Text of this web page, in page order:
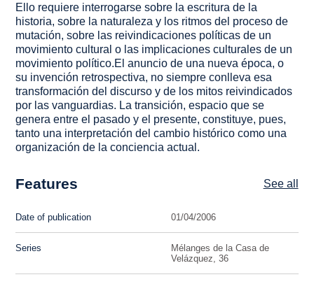
Ello requiere interrogarse sobre la escritura de la
historia, sobre la naturaleza y los ritmos del proceso de
mutación, sobre las reivindicaciones políticas de un
movimiento cultural o las implicaciones culturales de un
movimiento político.El anuncio de una nueva época, o
su invención retrospectiva, no siempre conlleva esa
transformación del discurso y de los mitos reivindicados
por las vanguardias. La transición, espacio que se
genera entre el pasado y el presente, constituye, pues,
tanto una interpretación del cambio histórico como una
organización de la conciencia actual.
Features See all
Date of publication 01/04/2006
Series
Mélanges de la Casa de
Velázquez, 36